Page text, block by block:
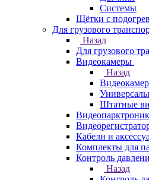
Системы
Щётки с
Для грузового
Назад
Для грузового
Видеокамеры
Назад
Штатные
Кабели и
Комплекты для
Контроль
Назад